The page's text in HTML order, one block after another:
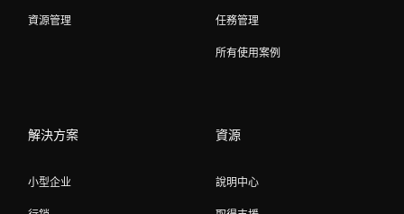
資源管理 任務管理
所有使用案例
解決方案
小型企业
資源
說明中心